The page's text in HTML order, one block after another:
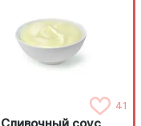
41
Сливочный соус